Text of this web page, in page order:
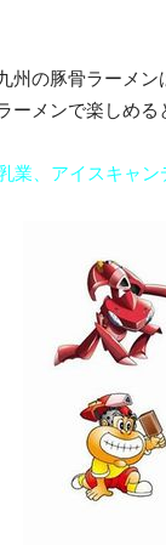
州の豚骨ラーメ
ーメンで楽しめ
業、アイスキャン